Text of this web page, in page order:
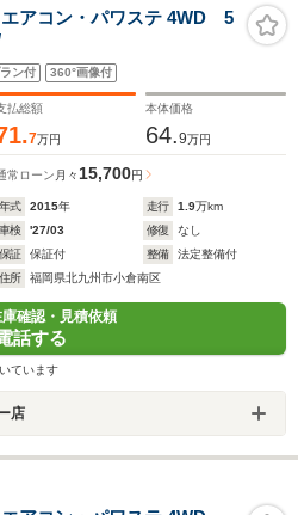
アコン・パワステ 4WD 5
ン付 360°画像付
払総額
7万円
本体価格
64.9万円
常ローン 月々 15,700円
年式 2015年 走行 1.9万km
車検
'27/03 修復
なし
保証
保証付 整備
法定整備付
住所
福岡県北九州市小倉南区
確認・見積依頼
話する
ています
店